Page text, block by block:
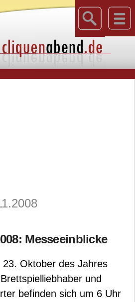
Messeeinblicke
Oktober des Jahres
und
befinden sich um 6 Uhr